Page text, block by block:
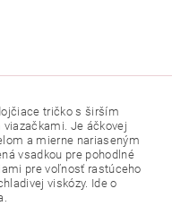
tričko s širším
Je áčkovej
a mierne nariaseným
vsadkou pre pohodlné
pre voľnosť rastúceho
viskózy. Ide o